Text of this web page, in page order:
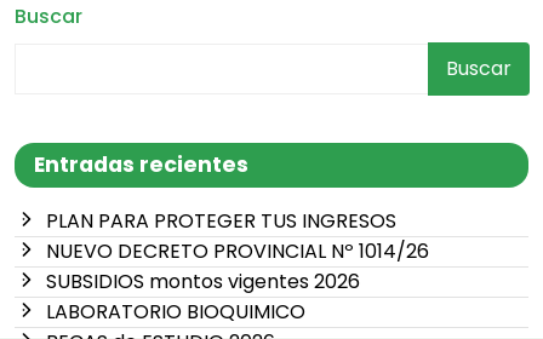
Buscar
Buscar
Entradas recientes
PLAN PARA PROTEGER TUS INGRESOS
NUEVO DECRETO PROVINCIAL Nº 1014/26
SUBSIDIOS montos vigentes 2026
LABORATORIO BIOQUIMICO